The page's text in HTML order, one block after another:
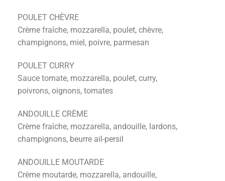
POULET CHÈVRE
Crème fraîche, mozzarella, poulet, chèvre,
champignons, miel, poivre, parmesan
POULET CURRY
Sauce tomate, mozzarella, poulet, curry,
poivrons, oignons, tomates
ANDOUILLE CRÈME
Crème fraîche, mozzarella, andouille, lardons,
champignons, beurre ail-persil
ANDOUILLE MOUTARDE
Crème moutarde, mozzarella, andouille,